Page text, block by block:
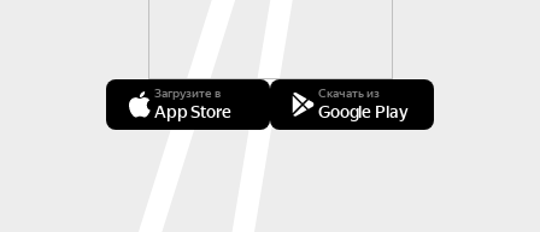
Загрузите в
App Store
Скачать из
Google Play